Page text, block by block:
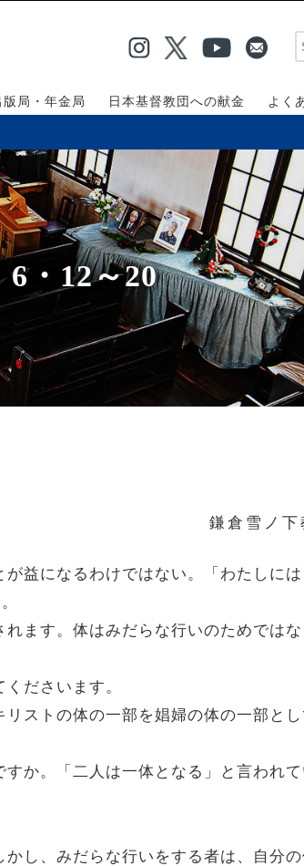
局・年金局 日本基督教団への献金 よく
・12～20
鎌倉雪ノ下
益になるわけではない。「わたしには
ます。体はみだらな行いのためではな
ださいます。
ストの体の一部を娼婦の体の一部とし
か。「二人は一体となる」と言われて
し、みだらな行いをする者は、自分の